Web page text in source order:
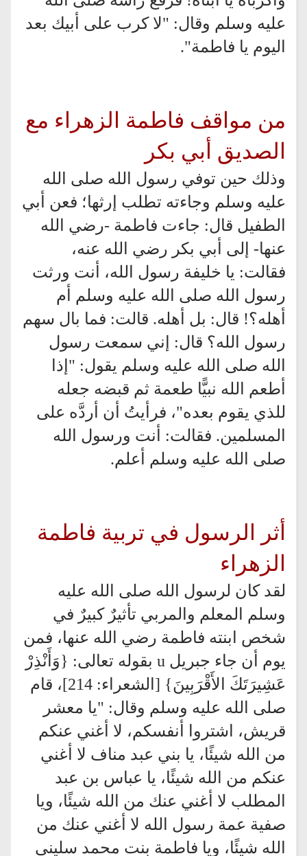
عليه وسلم وقال: "لا كرب على أبيك بعد
اليوم يا فاطمة".
من مواقف فاطمة الزهراء مع
الصديق أبي بكر
وذلك حين توفي رسول الله صلى الله
عليه وسلم وجاءته تطلب إرثها؛ فعن أبي
الطفيل قال: جاءت فاطمة -رضي الله
عنها- إلى أبي بكر رضي الله عنه،
فقالت: يا خليفة رسول الله، أنت ورثت
رسول الله صلى الله عليه وسلم أم
أهله؟! قال: بل أهله. قالت: فما بال سهم
رسول الله؟ قال: إني سمعت رسول
الله صلى الله عليه وسلم يقول: "إذا
أطعم الله نبيًّا طعمة ثم قبضه جعله
للذي يقوم بعده"، فرأيتُ أن أردَّه على
المسلمين. فقالت: أنت ورسول الله
صلى الله عليه وسلم أعلم.
أثر الرسول في تربية فاطمة
الزهراء
لقد كان لرسول الله صلى الله عليه
وسلم المعلم والمربي تأثيرٌ كبيرٌ في
شخص ابنته فاطمة رضي الله عنها، فمن
يوم أن جاء جبريل u بقوله تعالى: {وَأَنْذِرْ
عَشِيرَتَكَ الأَقْرَبِينَ} [الشعراء: 214]، قام
صلى الله عليه وسلم وقال: "يا معشر
قريش، اشتروا أنفسكم، لا أغني عنكم
من الله شيئًا، يا بني عبد مناف لا أغني
عنكم من الله شيئًا، يا عباس بن عبد
المطلب لا أغني عنك من الله شيئًا، ويا
صفية عمة رسول الله لا أغني عنك من
الله شيئًا، ويا فاطمة بنت محمد سليني